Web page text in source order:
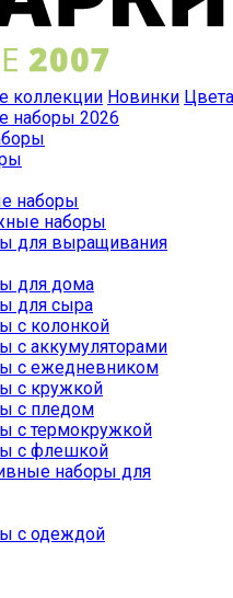
коллекции Новинки Цвета
наборы 2026
наборы
наборы
для выращивания
для дома
для сыра
с колонкой
с аккумуляторами
с ежедневником
с кружкой
с пледом
с термокружкой
с флешкой
наборы для
с одеждой